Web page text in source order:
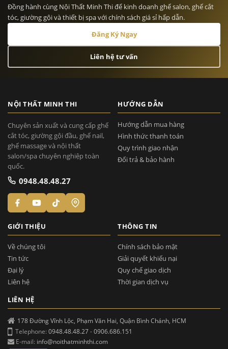
Đồng hành cùng Nội Thất Minh Thi để kinh doanh ghế salon, ghế cắt
tóc, giường gội và thiết bị spa với chính sách giá sỉ hấp dẫn.
Đăng Ký Ngay
Liên hệ tư vấn
NỘI THẤT MINH THI
Chuyên sản xuất và cung cấp ghế
cắt tóc, giường gội đầu, ghế nail,
ghế massage và nội thất
salon/spa chuyên nghiệp toàn
quốc.
0948.48.48.27
GIỚI THIỆU
Về chúng tôi
Tin tức
Đại lý
Liên hệ
HƯỚNG DẪN
Hướng dẫn mua hàng
Hình thức thanh toán
Quy trình giao nhận
Đổi trả & bảo hành
THÔNG TIN
Chính sách bảo mật
Giải quyết khiếu nại
Quy chế giao dịch
Thời gian dịch vụ
LIÊN HỆ
178 Đường Vĩnh Lộc, Phạm Văn Hai, Quận Bình Chánh, HCM
Telephone: 0948.48.48.27-0906.686.151
E-mail: info@noithatminhthi.com